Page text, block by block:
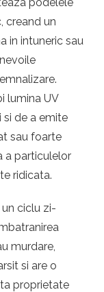
creand un
in intuneric sau
lumina UV
si de a emite
sau foarte
a particulelor
ridicata.
ciclu zi-
murdare,
si are o
proprietate